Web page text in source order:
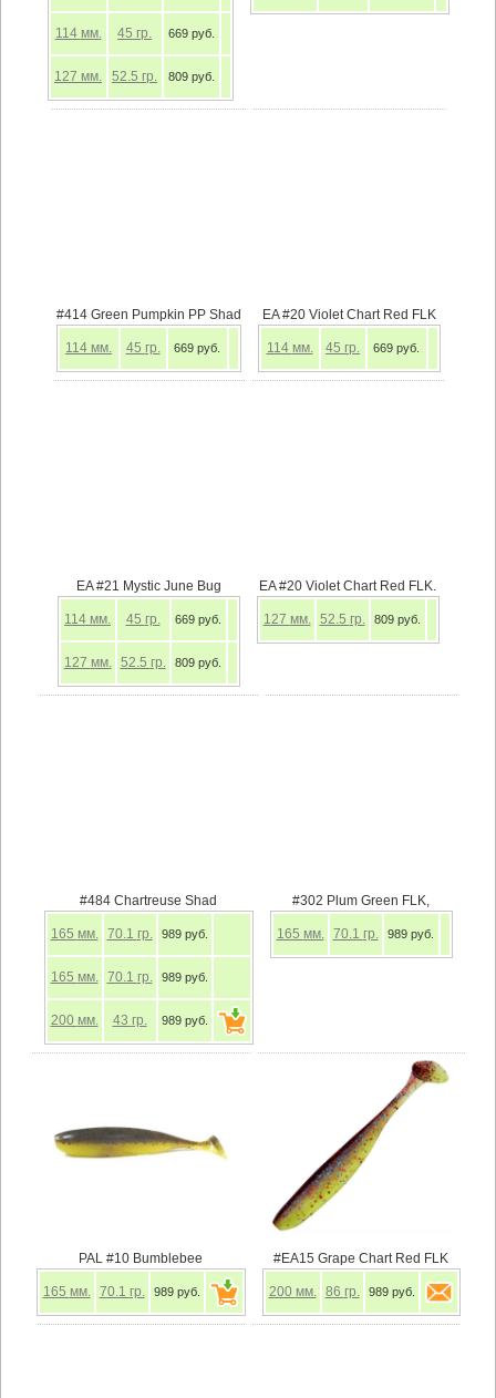
114 мм. 45 гр. 669 руб.
127 мм. 52.5 гр. 809 руб.
#414 Green Pumpkin PP Shad
114 мм. 45 гр. 669 руб.
EA #20 Violet Chart Red FLK
114 мм. 45 гр. 669 руб.
EA #21 Mystic June Bug
114 мм. 45 гр. 669 руб.
127 мм. 52.5 гр. 809 руб.
EA #20 Violet Chart Red FLK.
127 мм. 52.5 гр. 809 руб.
#484 Chartreuse Shad
165 мм. 70.1 гр. 989 руб.
165 мм. 70.1 гр. 989 руб.
200 мм. 43 гр. 989 руб.
#302 Plum Green FLK,
165 мм. 70.1 гр. 989 руб.
PAL #10 Bumblebee
165 мм. 70.1 гр. 989 руб.
#EA15 Grape Chart Red FLK
200 мм. 86 гр. 989 руб.